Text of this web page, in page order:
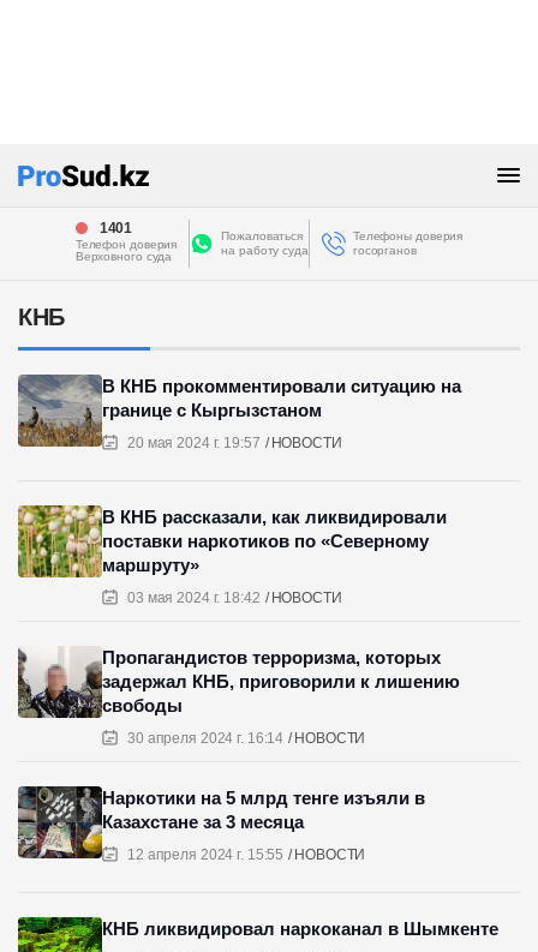
1401
Телефон доверия
Верховного суда
Пожаловаться
на работу суда
Телефоны доверия
госорганов
КНБ
20 мая 2024 г. 19:57 НОВОСТИ
В КНБ прокомментировали ситуацию на
границе с Кыргызстаном
03 мая 2024 г. 18:42 НОВОСТИ
В КНБ рассказали, как ликвидировали
поставки наркотиков по «Северному
маршруту»
30 апреля 2024 г. 16:14 НОВОСТИ
Пропагандистов терроризма, которых
задержал КНБ, приговорили к лишению
свободы
12 апреля 2024 г. 15:55 НОВОСТИ
Наркотики на 5 млрд тенге изъяли в
Казахстане за 3 месяца
КНБ ликвидировал наркоканал в Шымкенте